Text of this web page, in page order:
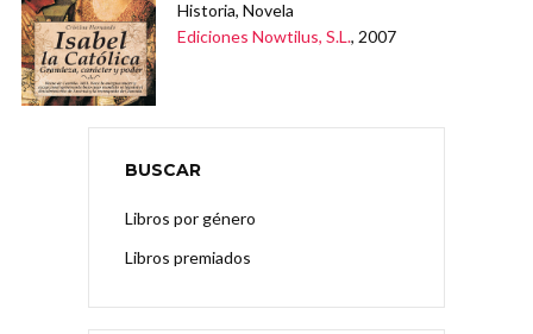
Historia, Novela
Ediciones Nowtilus, S.L., 2007
BUSCAR
Libros por género
Libros premiados